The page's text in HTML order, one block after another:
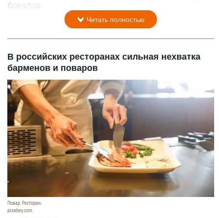
бокалов.
Читать полностью
В российских ресторанах сильная нехватка
барменов и поваров
Повар. Ресторан.
pixabay.com.